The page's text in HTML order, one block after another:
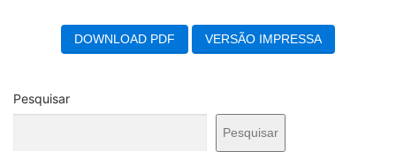
DOWNLOAD PDF VERSÃO IMPRESSA
Pesquisar
Pesquisar